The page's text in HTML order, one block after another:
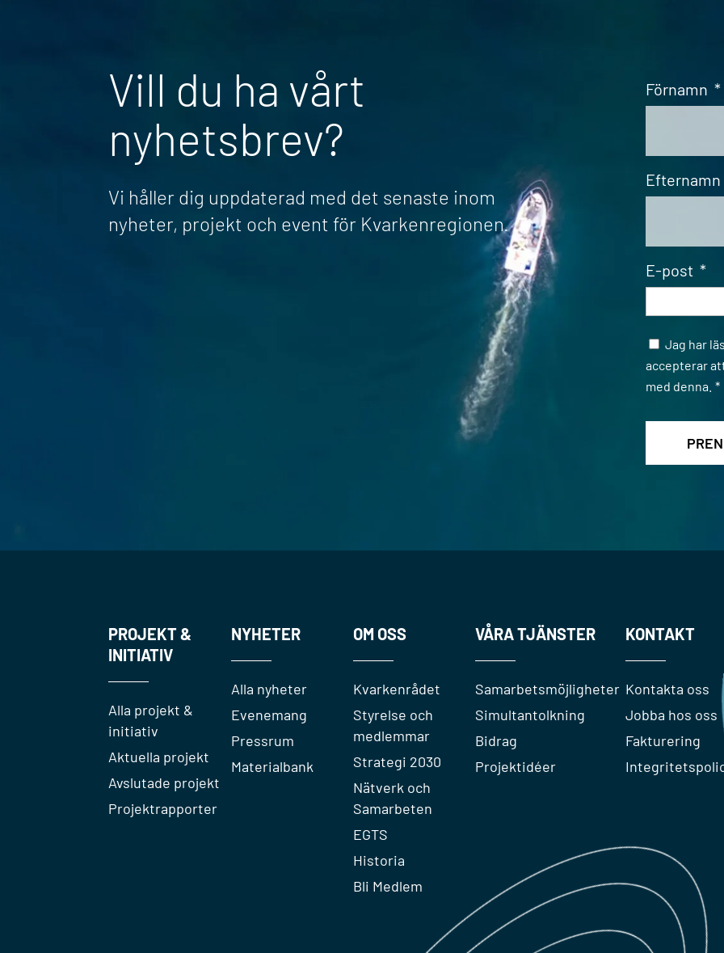
Vill du ha vårt
nyhetsbrev?
Vi håller dig uppdaterad med det senaste inom
nyheter, projekt och event för Kvarkenregionen.
Förnamn *
Efternamn
E-post *
Samtycke
Jag har
accepterar
med denna. *
PROJEKT &
INITIATIV
Alla projekt &
initiativ
Aktuella projekt
Avslutade projekt
Projektrapporter
NYHETER
Alla nyheter
Evenemang
Pressrum
Materialbank
OM OSS
Kvarkenrådet
Styrelse och
medlemmar
Strategi 2030
Nätverk och
Samarbeten
EGTS
Historia
Bli Medlem
VÅRA TJÄNSTER
Samarbetsmöjligheter
Simultantolkning
Bidrag
Projektidéer
KONTAKT
Kontakta oss
Jobba hos oss
Fakturering